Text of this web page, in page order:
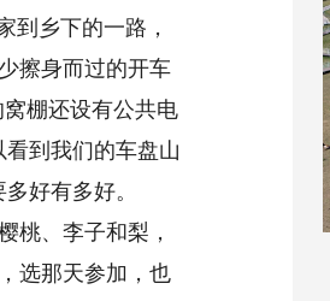
到乡下的一路，
擦身而过的开车
棚还设有公共电
到我们的车盘山
好有多好。
桃、李子和梨，
选那天参加，也